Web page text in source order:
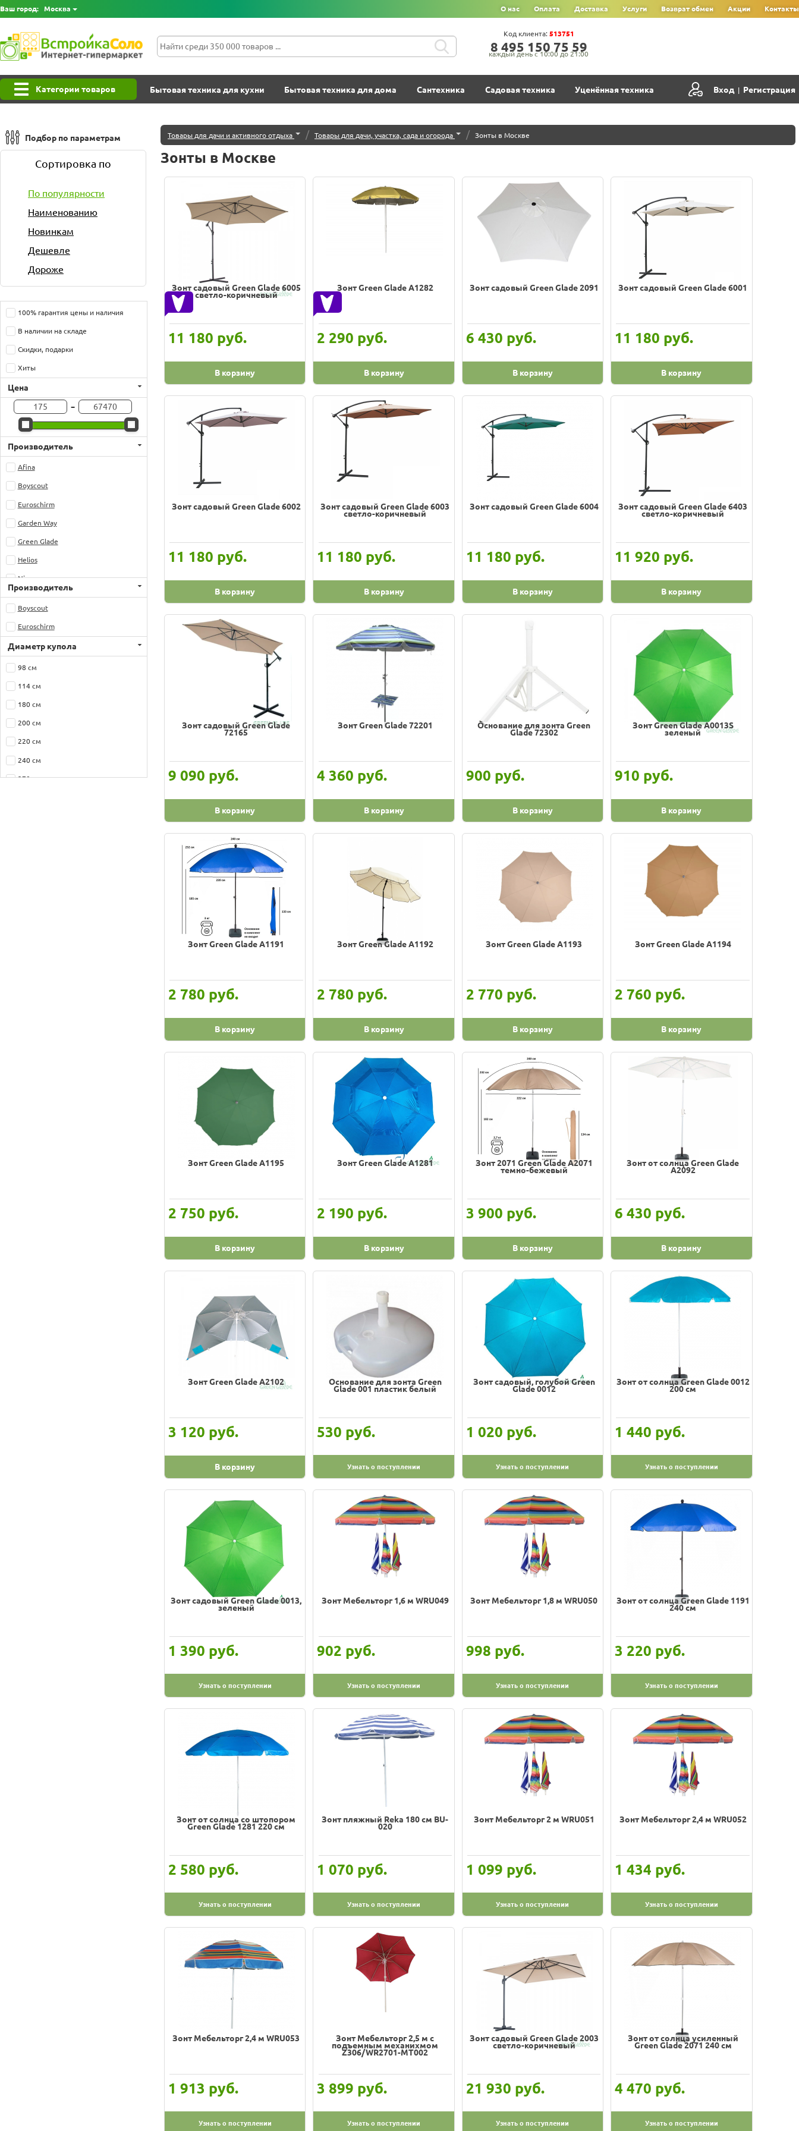
Ваш город: Москва О нас Оплата Доставка Услуги Возврат обмен Акции Контакты
8‍ 4‍9‍5‍ 1‍5‍0‍ 7‍5‍ 5‍9‍
каждый день с 10:00 до 21:00
Код клиента: 513751
Категории товаров Бытовая техника для кухни Бытовая техника для дома Сантехника Садовая техника Уценённая техника Вход | Регистрация
Подбор по параметрам
Сортировка по
По популярности
Наименованию
Новинкам
Дешевле
Дороже
100% гарантия цены и наличия
В наличии на складе
Скидки, подарки
Хиты
Цена
-
Производитель
Afina
Boyscout
Euroschirm
Garden Way
Green Glade
Helios
Nisus
Prosperplast
Мебельторг
Митек
Россия
ЭКОС
Производитель
Boyscout
Euroschirm
Диаметр купола
98 см
114 см
180 см
200 см
220 см
240 см
270 см
Товары для дачи и активного отдыха / Товары для дачи, участка, сада и огорода / Зонты в Москве
Зонты в Москве
Зонт садовый Green Glade 6005
светло-коричневый
11 180 руб.
В корзину
Зонт Green Glade A1282
2 290 руб.
В корзину
Зонт садовый Green Glade 2091
6 430 руб.
В корзину
Зонт садовый Green Glade 6001
11 180 руб.
В корзину
Зонт садовый Green Glade 6002
11 180 руб.
В корзину
Зонт садовый Green Glade 6003
светло-коричневый
11 180 руб.
В корзину
Зонт садовый Green Glade 6004
11 180 руб.
В корзину
Зонт садовый Green Glade 6403
светло-коричневый
11 920 руб.
В корзину
Зонт садовый Green Glade
72165
9 090 руб.
В корзину
Зонт Green Glade 72201
4 360 руб.
В корзину
Основание для зонта Green
Glade 72302
900 руб.
В корзину
Зонт Green Glade A0013S
зеленый
910 руб.
В корзину
Зонт Green Glade A1191
2 780 руб.
В корзину
Зонт Green Glade A1192
2 780 руб.
В корзину
Зонт Green Glade A1193
2 770 руб.
В корзину
Зонт Green Glade A1194
2 760 руб.
В корзину
Зонт Green Glade A1195
2 750 руб.
В корзину
Зонт Green Glade A1281
2 190 руб.
В корзину
Зонт 2071 Green Glade A2071
темно-бежевый
3 900 руб.
В корзину
Зонт от солнца Green Glade
A2092
6 430 руб.
В корзину
Зонт Green Glade A2102
3 120 руб.
В корзину
Основание для зонта Green
Glade 001 пластик белый
530 руб.
Узнать о поступлении
Зонт садовый, голубой Green
Glade 0012
1 020 руб.
Узнать о поступлении
Зонт от солнца Green Glade 0012
200 см
1 440 руб.
Узнать о поступлении
Зонт садовый Green Glade 0013,
зеленый
1 390 руб.
Узнать о поступлении
Зонт Мебельторг 1,6 м WRU049
902 руб.
Узнать о поступлении
Зонт Мебельторг 1,8 м WRU050
998 руб.
Узнать о поступлении
Зонт от солнца Green Glade 1191
240 см
3 220 руб.
Узнать о поступлении
Зонт от солнца со штопором
Green Glade 1281 220 см
2 580 руб.
Узнать о поступлении
Зонт пляжный Reka 180 см BU-
020
1 070 руб.
Узнать о поступлении
Зонт Мебельторг 2 м WRU051
1 099 руб.
Узнать о поступлении
Зонт Мебельторг 2,4 м WRU052
1 434 руб.
Узнать о поступлении
Зонт Мебельторг 2,4 м WRU053
1 913 руб.
Узнать о поступлении
Зонт Мебельторг 2,5 м с
подъемным механихмом
Z306/WR2701-МТ002
3 899 руб.
Узнать о поступлении
Зонт садовый Green Glade 2003
светло-коричневый
21 930 руб.
Узнать о поступлении
Зонт от солнца усиленный
Green Glade 2071 240 см
4 470 руб.
Узнать о поступлении